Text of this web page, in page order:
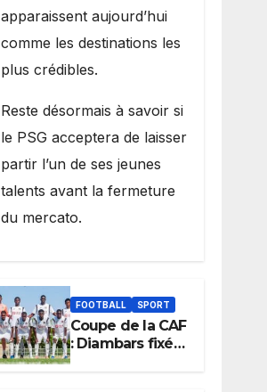
apparaissent aujourd’hui
comme les destinations les
plus crédibles.
Reste désormais à savoir si
le PSG acceptera de laisser
partir l’un de ses jeunes
talents avant la fermeture
du mercato.
FOOTBALL SPORT
Coupe de la CAF
: Diambars fixé
sur son destin